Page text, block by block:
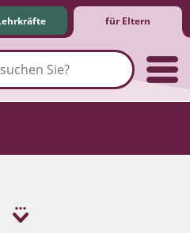
für Eltern
Netz